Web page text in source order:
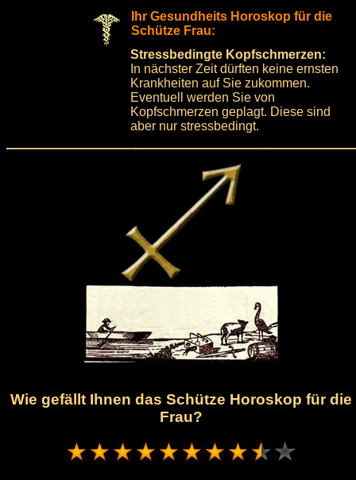
Ihr Gesundheits Horoskop für die
Schütze Frau:
Stressbedingte Kopfschmerzen:
In nächster Zeit dürften keine ernsten
Krankheiten auf Sie zukommen.
Eventuell werden Sie von
Kopfschmerzen geplagt. Diese sind
aber nur stressbedingt.
Wie gefällt Ihnen das Schütze Horoskop für die
Frau?